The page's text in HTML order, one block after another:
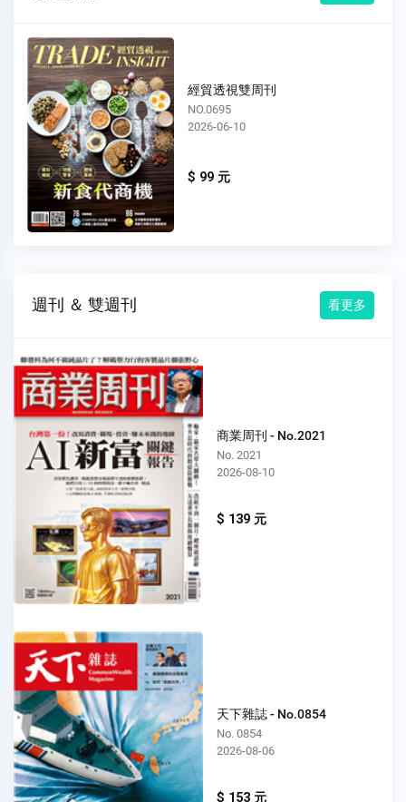
經貿透視雙周刊
NO.0695
2026-06-10
$ 99 元
週刊 ＆ 雙週刊 看更多
商業周刊 - No.2021
No. 2021
2026-08-10
$ 139 元
天下雜誌 - No.0854
No. 0854
2026-08-06
$ 153 元